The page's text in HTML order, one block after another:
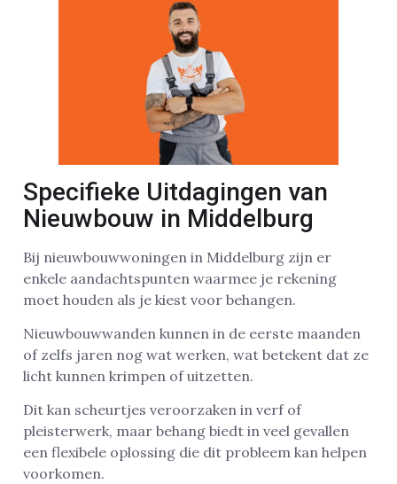
Specifieke Uitdagingen van
Nieuwbouw in Middelburg
Bij nieuwbouwwoningen in Middelburg zijn er
enkele aandachtspunten waarmee je rekening
moet houden als je kiest voor behangen.
Nieuwbouwwanden kunnen in de eerste maanden
of zelfs jaren nog wat werken, wat betekent dat ze
licht kunnen krimpen of uitzetten.
Dit kan scheurtjes veroorzaken in verf of
pleisterwerk, maar behang biedt in veel gevallen
een flexibele oplossing die dit probleem kan helpen
voorkomen.